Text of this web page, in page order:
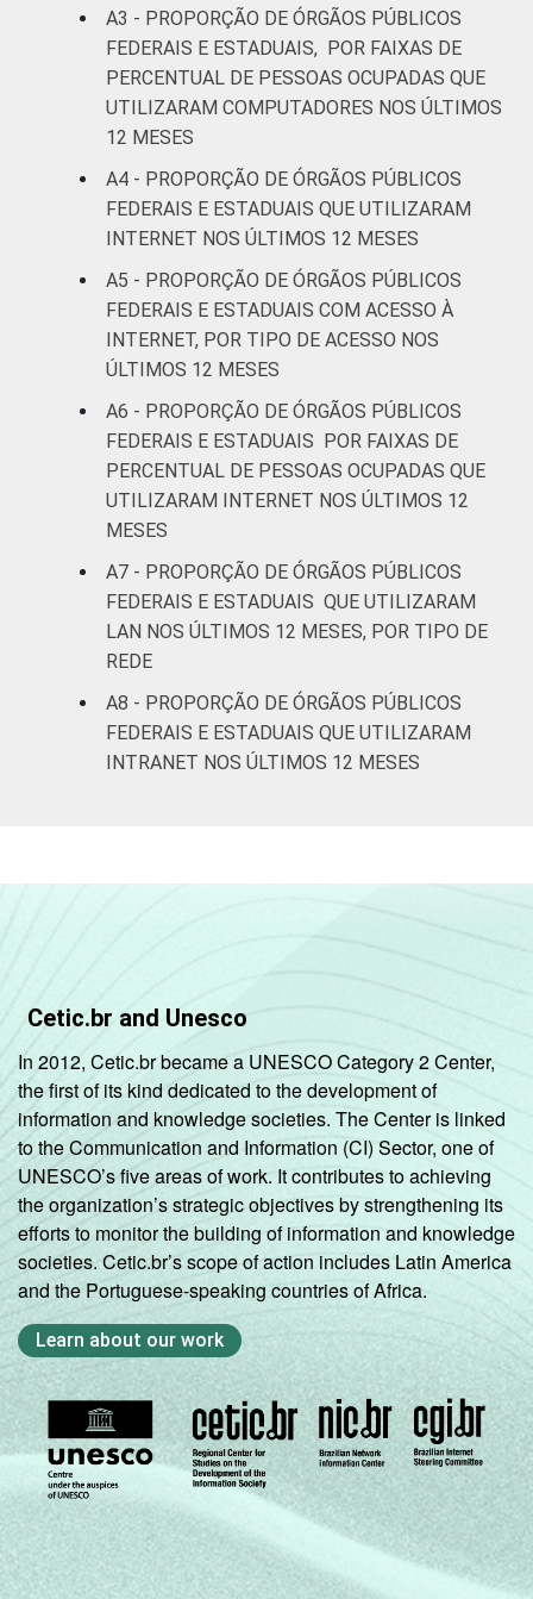
A3 - PROPORÇÃO DE ÓRGÃOS PÚBLICOS
FEDERAIS E ESTADUAIS, POR FAIXAS DE
PERCENTUAL DE PESSOAS OCUPADAS QUE
UTILIZARAM COMPUTADORES NOS ÚLTIMOS
12 MESES
A4 - PROPORÇÃO DE ÓRGÃOS PÚBLICOS
FEDERAIS E ESTADUAIS QUE UTILIZARAM
INTERNET NOS ÚLTIMOS 12 MESES
A5 - PROPORÇÃO DE ÓRGÃOS PÚBLICOS
FEDERAIS E ESTADUAIS COM ACESSO À
INTERNET, POR TIPO DE ACESSO NOS
ÚLTIMOS 12 MESES
A6 - PROPORÇÃO DE ÓRGÃOS PÚBLICOS
FEDERAIS E ESTADUAIS POR FAIXAS DE
PERCENTUAL DE PESSOAS OCUPADAS QUE
UTILIZARAM INTERNET NOS ÚLTIMOS 12
MESES
A7 - PROPORÇÃO DE ÓRGÃOS PÚBLICOS
FEDERAIS E ESTADUAIS QUE UTILIZARAM
LAN NOS ÚLTIMOS 12 MESES, POR TIPO DE
REDE
A8 - PROPORÇÃO DE ÓRGÃOS PÚBLICOS
FEDERAIS E ESTADUAIS QUE UTILIZARAM
INTRANET NOS ÚLTIMOS 12 MESES
Cetic.br and Unesco
In 2012, Cetic.br became a UNESCO Category 2 Center,
the first of its kind dedicated to the development of
information and knowledge societies. The Center is linked
to the Communication and Information (CI) Sector, one of
UNESCO’s five areas of work. It contributes to achieving
the organization’s strategic objectives by strengthening its
efforts to monitor the building of information and knowledge
societies. Cetic.br’s scope of action includes Latin America
and the Portuguese-speaking countries of Africa.
Learn about our work